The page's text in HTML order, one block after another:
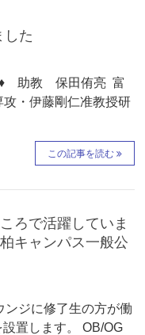
した
助教 保田侑亮 富
・伊藤剛仁准教授研
この記事を読む
ろで活躍していま
キャンパス一般公
ンジに修了生の方が働
置します。 OB/OG